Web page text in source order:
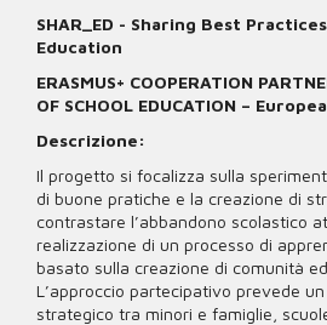
SHAR_ED - Sharing Best
Education
ERASMUS+ COOPERATION
OF SCHOOL EDUCATION –
Descrizione:
Il progetto si focalizza sulla
di buone pratiche e la creazione di
contrastare l’abbandono scolastico
realizzazione di un processo di
basato sulla creazione di comunità
L’approccio partecipativo prevede
strategico tra minori e famiglie,